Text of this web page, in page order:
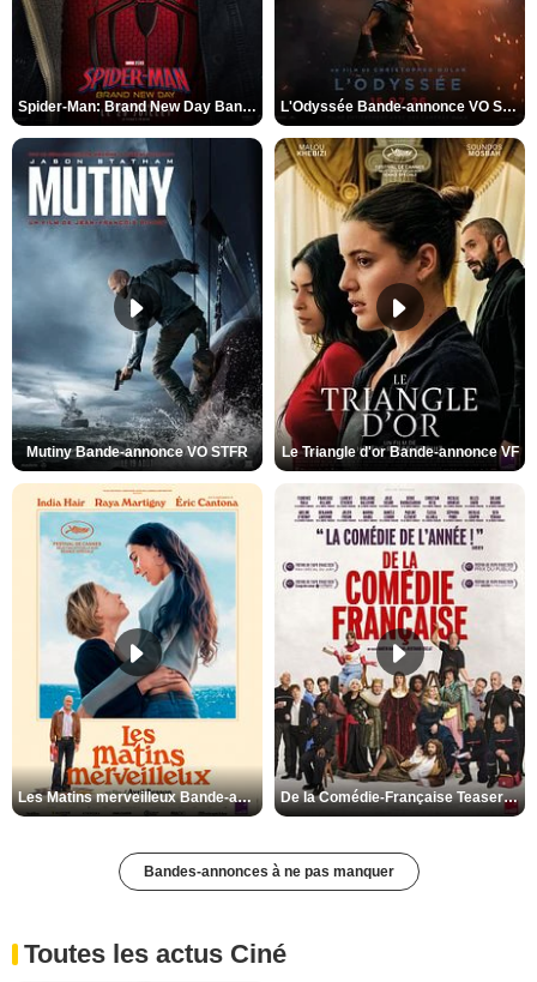
Spider-Man: Brand New Day Bande-annonce VO STFR L'Odyssée Bande-annonce VO STFR
Mutiny Bande-annonce VO STFR Le Triangle d'or Bande-annonce VF
Les Matins merveilleux Bande-annonce VF De la Comédie-Française Teaser VF
Bandes-annonces à ne pas manquer
Toutes les actus Ciné